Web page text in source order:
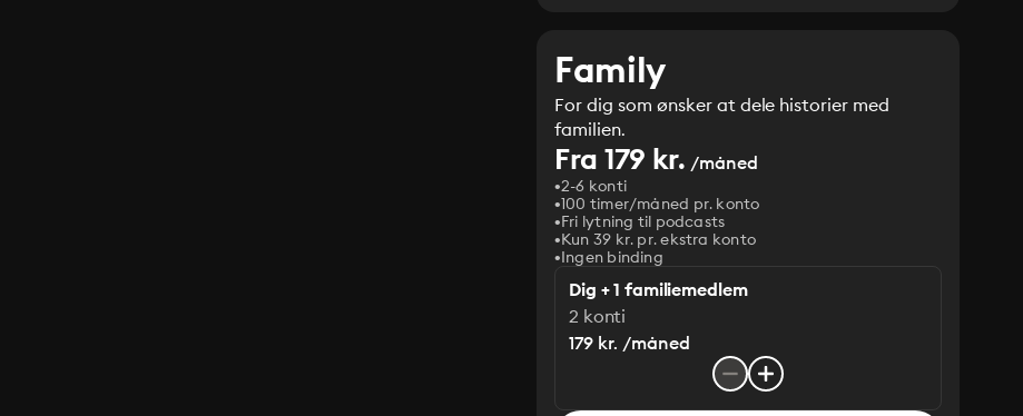
Family
For dig som ønsker at dele historier med
familien.
Fra 179 kr. /måned
2-6 konti
100 timer/måned pr. konto
Fri lytning til podcasts
Kun 39 kr. pr. ekstra konto
Ingen binding
Dig + 1 familiemedlem
2 konti
179 kr. /måned